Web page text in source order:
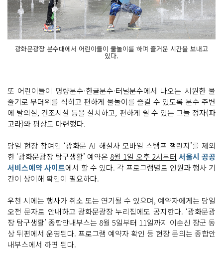
광화문광장 분수대에서 어린이들이 물놀이를 하며 즐거운 시간을 보내고
있다.
또 어린이들이 명량분수·한글분수·터널분수에서 나오는 시원한 물
줄기로 무더위를 식히고 편하게 물놀이를 즐길 수 있도록 분수 주변
에 탈의실, 건조시설 등을 설치하고, 편하게 쉴 수 있는 그늘 정자(파
고라)와 평상도 마련했다.
당일 현장 참여인 ‘광화문 AI 해설사 모바일 스탬프 챌린지’를 제외
한 ‘광화문광장 탐구생활’ 예약은 8월 1일 오후 2시부터 서울시 공공
서비스예약 사이트에서 할 수 있다. 각 프로그램별로 인원과 행사 기
간이 상이해 확인이 필요하다.
우천 시에는 행사가 취소 또는 연기될 수 있으며, 예약자에게는 당일
오전 문자로 안내하고 광화문광장 누리집에도 공지한다. ‘광화문광
장 탐구생활’ 종합안내부스는 8월 5일부터 11일까지 이순신 장군 동
상 뒤편에서 운영된다. 프로그램 예약자 확인 등 현장 문의는 종합안
내부스에서 하면 된다.